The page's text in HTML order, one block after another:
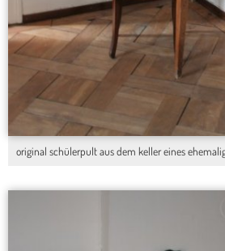
original schülerpult aus dem keller eines